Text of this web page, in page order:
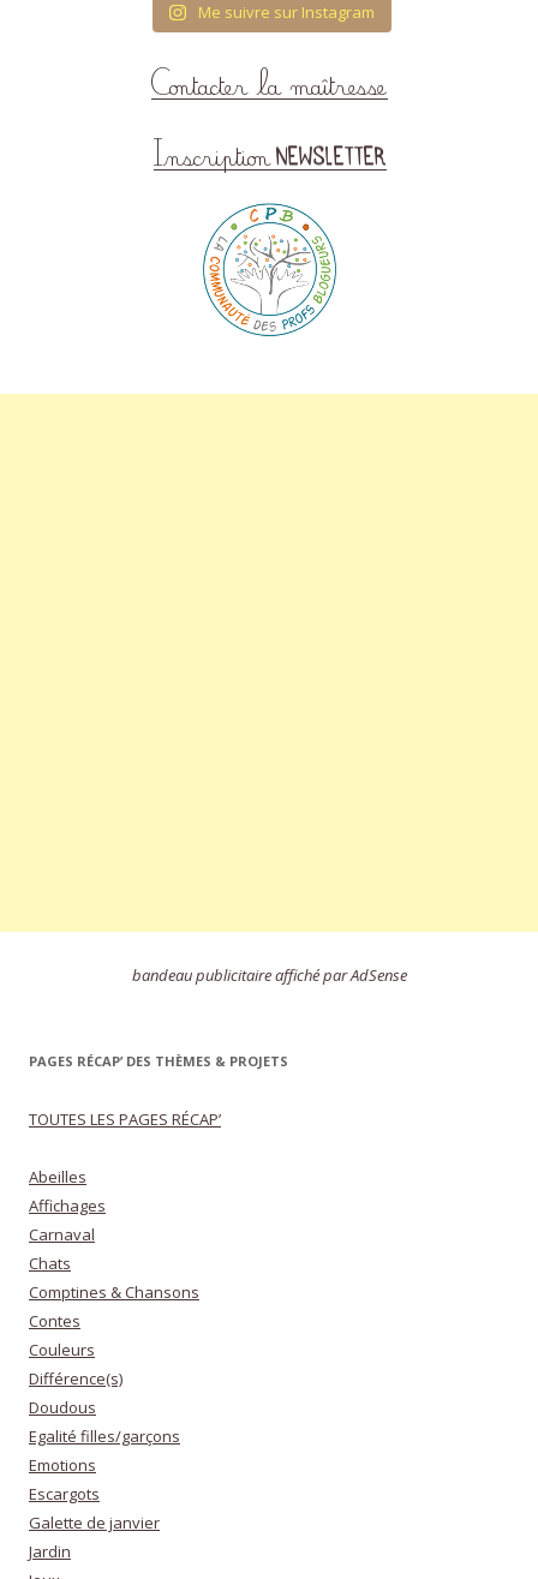
Me suivre sur Instagram
bandeau publicitaire affiché par AdSense
PAGES RÉCAP’ DES THÈMES & PROJETS
TOUTES LES PAGES RÉCAP’
Abeilles
Affichages
Carnaval
Chats
Comptines & Chansons
Contes
Couleurs
Différence(s)
Doudous
Egalité filles/garçons
Emotions
Escargots
Galette de janvier
Jardin